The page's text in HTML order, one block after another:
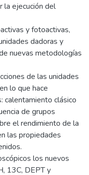
la ejecución del
y fotoactivas,
dadoras y
nuevas metodologías
de las unidades
lo que hace
calentamiento clásico
de grupos
el rendimiento de la
las propiedades
los nuevos
13C, DEPT y